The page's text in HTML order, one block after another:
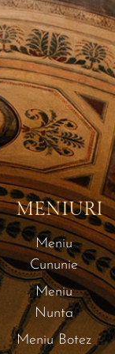
MENIURI
Meniu
Cununie
Meniu
Nunta
Meniu Botez